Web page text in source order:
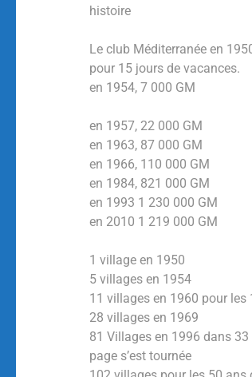
histoire
Le club Méditerranée en
pour 15 jours de vacances.
en 1954, 7 000 GM
en 1957, 22 000 GM
en 1963, 87 000 GM
en 1966, 110 000 GM
en 1984, 821 000 GM
en 1993 1 230 000 GM
en 2010 1 219 000 GM
1 village en 1950
5 villages en 1954
11 villages en 1960 pour les
28 villages en 1969
81 Villages en 1996 dans
page s’est tournée